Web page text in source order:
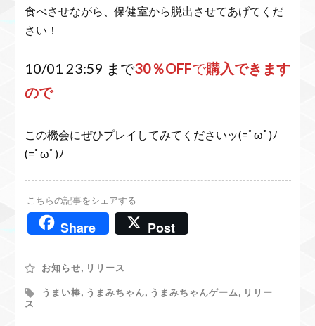
食べさせながら、保健室から脱出させてあげてくだ
さい！
10/01 23:59 まで30％OFFで購入できます
ので
この機会にぜひプレイしてみてくださいッ(=ﾟωﾟ)ﾉ
(=ﾟωﾟ)ﾉ
こちらの記事をシェアする
Share Post
お知らせ, リリース
うまい棒, うまみちゃん, うまみちゃんゲーム, リリー
ス